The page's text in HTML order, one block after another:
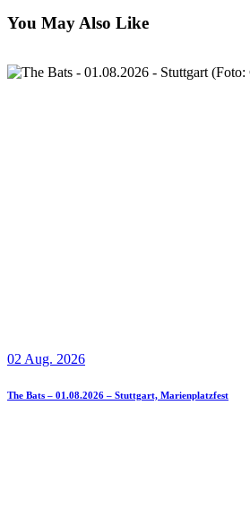
You May Also Like
02 Aug. 2026
The Bats – 01.08.2026 – Stuttgart, Marienplatzfest